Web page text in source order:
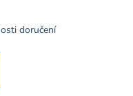
doručení